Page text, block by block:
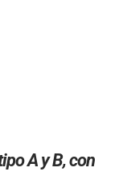
A y B, con